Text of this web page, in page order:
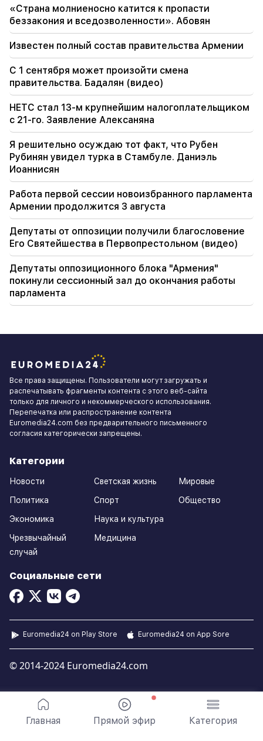
Главная Прямой эфир Категория
Инцидент в Национальном собрании. из-за
выражения «теленок». Карапетян получил
предупреждение
В переговорах между Ираном и Оманом по
Ормузскому проливу остается «один-два
вопроса». Аль-Джазира
«Страна молниеносно катится к пропасти
беззакония и вседозволенности». Абовян
Известен полный состав правительства Армении
С 1 сентября может произойти смена
правительства. Бадалян (видео)
HETC стал 13-м крупнейшим налогоплательщиком
с 21-го. Заявление Алексаняна
Я решительно осуждаю тот факт, что Рубен
Рубинян увидел турка в Стамбуле. Даниэль
Иоаннисян
Работа первой сессии новоизбранного парламента
Армении продолжится 3 августа
Депутаты от оппозиции получили благословение
Его Святейшества в Первопрестольном (видео)
Депутаты оппозиционного блока "Армения"
покинули сессионный зал до окончания работы
парламента
Все права защищены. Пользователи могут загружать и
распечатывать фрагменты контента с этого веб-сайта
только для личного и некоммерческого использования.
Перепечатка или распространение контента
Euromedia24.com без предварительного письменного
согласия категорически запрещены.
Категории
Новости
Политика
Экономика
Чрезвычайный
случай
Светская жизнь
Спорт
Наука и культура
Медицина
Мировые
Общество
Социальные сети
© 2014-2024 Euromedia24.com
Euromedia24 on Play Store Euromedia24 on App Sore